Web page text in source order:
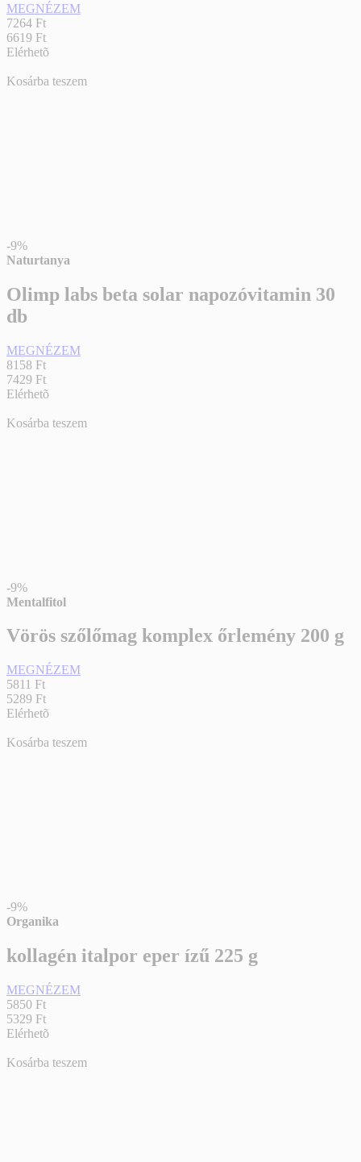
MEGNÉZEM
7264 Ft
6619 Ft
Elérhetõ
Kosárba teszem
-9%
Naturtanya
Olimp labs beta solar napozóvitamin 30
db
MEGNÉZEM
8158 Ft
7429 Ft
Elérhetõ
Kosárba teszem
-9%
Mentalfitol
Vörös szőlőmag komplex őrlemény 200 g
MEGNÉZEM
5811 Ft
5289 Ft
Elérhetõ
Kosárba teszem
-9%
Organika
kollagén italpor eper ízű 225 g
MEGNÉZEM
5850 Ft
5329 Ft
Elérhetõ
Kosárba teszem